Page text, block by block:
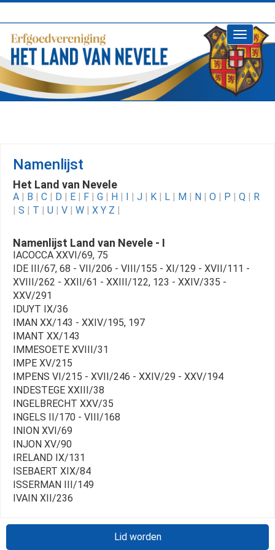
Toggle
Namenlijst
Het Land van Nevele
A | B | C | D | E | F | G | H | I | J | K | L | M | N | O | P | Q | R
| S | T | U | V | W | X Y Z |
Namenlijst Land van Nevele - I
IACOCCA XXVI/69, 75
IDE III/67, 68 - VII/206 - VIII/155 - XI/129 - XVII/111 -
XVIII/262 - XXII/61 - XXIII/122, 123 - XXIV/335 -
XXV/291
IDUYT IX/36
IMAN XX/143 - XXIV/195, 197
IMANT XX/143
IMMESOETE XVIII/31
IMPE XV/215
IMPENS VI/215 - XVII/246 - XXIV/29 - XXV/194
INDESTEGE XXIII/38
INGELBRECHT XXV/35
INGELS II/170 - VIII/168
INION XVI/69
INJON XV/90
IRELAND IX/131
ISEBAERT XIX/84
ISSERMAN III/149
IVAIN XII/236
Lid worden